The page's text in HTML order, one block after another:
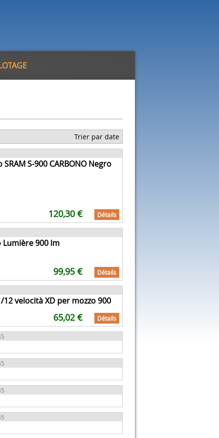
Trier par date
SRAM S-900 CARBONO Negro
120,30 € Détails
Lumière 900 lm
99,95 € Détails
velocità XD per mozzo 900
65,02 € Détails